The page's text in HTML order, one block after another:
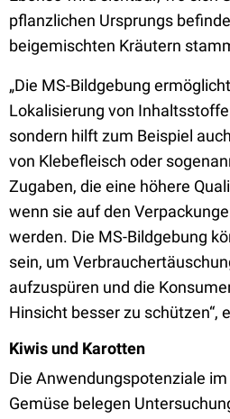
pflanzlichen Ursprungs
beigemischten Kräutern
„Die MS-Bildgebung
Lokalisierung von
sondern hilft zum Beispiel
von Klebefleisch oder
Zugaben, die eine höhere
wenn sie auf den
werden. Die MS-Bildgebung
sein, um
aufzuspüren und die
Hinsicht besser zu schützen“,
Kiwis und Karotten
Die Anwendungspotenziale
Gemüse belegen